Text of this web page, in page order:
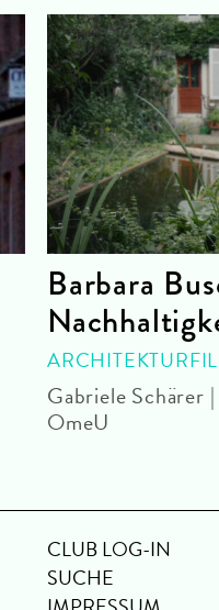
Barbara
Gabriele Schärer
OmeU
CLUB LOG-IN
SUCHE